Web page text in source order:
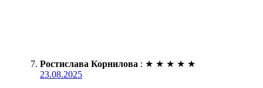
Ростислава Корнилова : ★ ★ ★ ★ ★
23.08.2025